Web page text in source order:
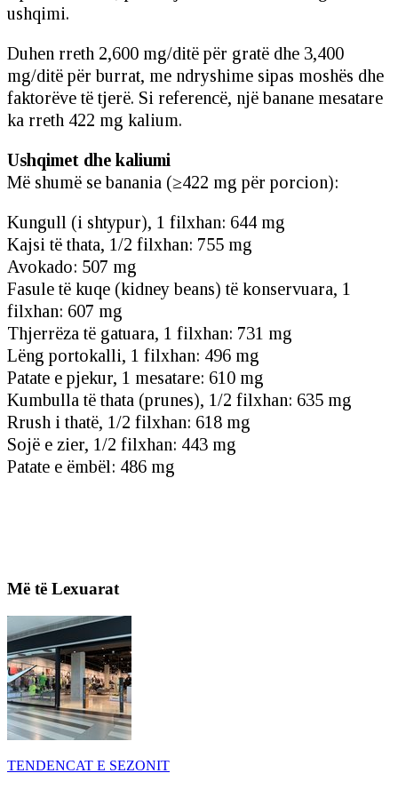
ushqimi.
Duhen rreth 2,600 mg/ditë për gratë dhe 3,400
mg/ditë për burrat, me ndryshime sipas moshës dhe
faktorëve të tjerë. Si referencë, një banane mesatare
ka rreth 422 mg kalium.
Ushqimet dhe kaliumi
Më shumë se banania (≥422 mg për porcion):
Kungull (i shtypur), 1 filxhan: 644 mg
Kajsi të thata, 1/2 filxhan: 755 mg
Avokado: 507 mg
Fasule të kuqe (kidney beans) të konservuara, 1
filxhan: 607 mg
Thjerrëza të gatuara, 1 filxhan: 731 mg
Lëng portokalli, 1 filxhan: 496 mg
Patate e pjekur, 1 mesatare: 610 mg
Kumbulla të thata (prunes), 1/2 filxhan: 635 mg
Rrush i thatë, 1/2 filxhan: 618 mg
Sojë e zier, 1/2 filxhan: 443 mg
Patate e ëmbël: 486 mg
Më të Lexuarat
TENDENCAT E SEZONIT